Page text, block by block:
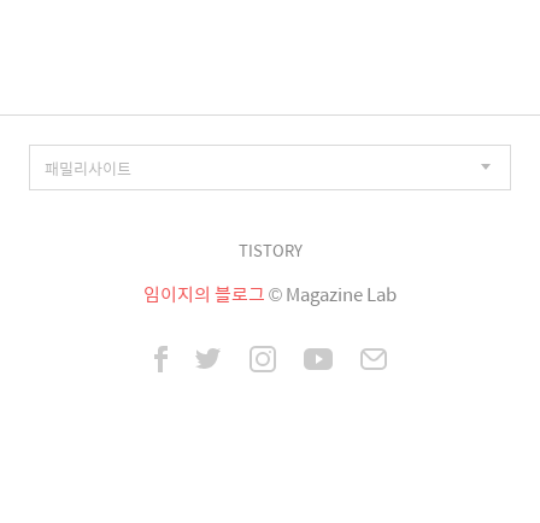
TISTORY
임이지의 블로그© Magazine Lab